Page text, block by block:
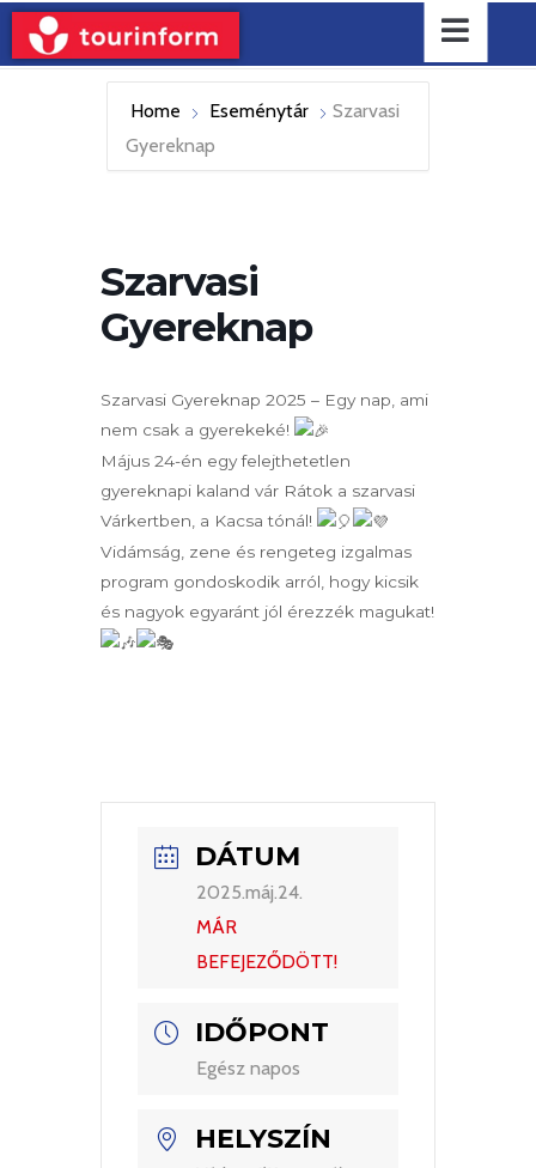
Home Eseménytár
Szarvasi
Gyereknap
Szarvasi
Gyereknap
Szarvasi Gyereknap 2025 – Egy nap, ami
nem csak a gyerekeké!
Május 24-én egy felejthetetlen
gyereknapi kaland vár Rátok a szarvasi
Várkertben, a Kacsa tónál!
Vidámság, zene és rengeteg izgalmas
program gondoskodik arról, hogy kicsik
és nagyok egyaránt jól érezzék magukat!
DÁTUM
2025.máj.24.
MÁR
BEFEJEZŐDÖTT!
IDŐPONT
Egész napos
HELYSZÍN